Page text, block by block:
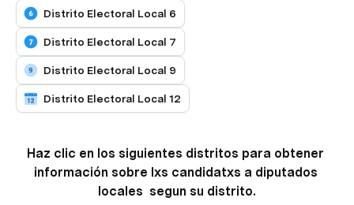
Distrito Electoral Local 6
Distrito Electoral Local 7
Distrito Electoral Local 9
Distrito Electoral Local 12
Haz clic en los siguientes distritos para obtener
información sobre lxs candidatxs a diputados
locales  segun su distrito.